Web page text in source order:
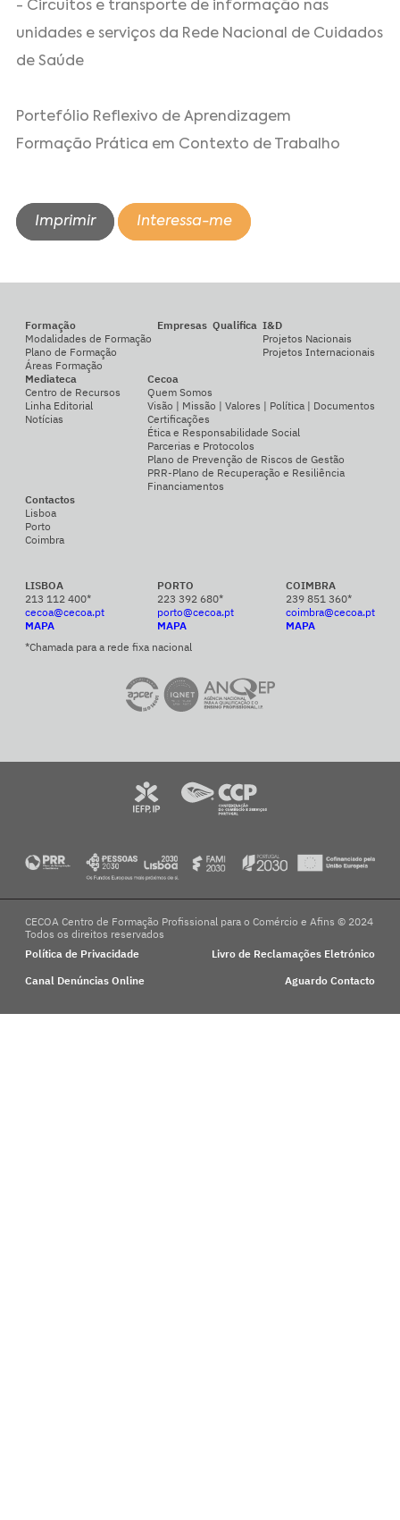
- Circuitos e transporte de informação nas
unidades e serviços da Rede Nacional de Cuidados
de Saúde
Portefólio Reflexivo de Aprendizagem
Formação Prática em Contexto de Trabalho
Imprimir Interessa-me
Formação
Modalidades de Formação
Plano de Formação
Áreas Formação
Empresas Qualifica I&D
Projetos Nacionais
Projetos Internacionais
Mediateca
Centro de Recursos
Linha Editorial
Notícias
Cecoa
Quem Somos
Visão | Missão | Valores | Política | Documentos
Certificações
Ética e Responsabilidade Social
Parcerias e Protocolos
Plano de Prevenção de Riscos de Gestão
PRR-Plano de Recuperação e Resiliência
Financiamentos
Contactos
Lisboa
Porto
Coimbra
LISBOA
213 112 400*
cecoa@cecoa.pt
MAPA
PORTO
223 392 680*
porto@cecoa.pt
MAPA
COIMBRA
239 851 360*
coimbra@cecoa.pt
MAPA
*Chamada para a rede fixa nacional
CECOA Centro de Formação Profissional para o Comércio e Afins © 2024
Todos os direitos reservados
Política de Privacidade
Livro de Reclamações Eletrónico
Canal Denúncias Online
Aguardo Contacto